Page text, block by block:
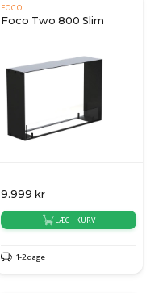
FOCO
Foco Two 800 Slim
9.999 kr
LÆG I KURV
1-2 dage